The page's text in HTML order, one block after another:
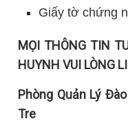
Giấy tờ chứng
MỌI THÔNG TIN
HUYNH VUI LÒNG
Phòng Quản Lý
Tre